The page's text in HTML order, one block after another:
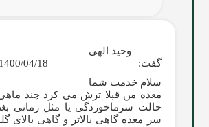
وحید الهی
گفت:
1400/04/18 در 12:13
سلام خدمت شما
معده من قبلا ترش می کرد چند
حالت سرماخوردگی یا مثل زمانی
سر معده گاهی بالاتر و گاهی بالای